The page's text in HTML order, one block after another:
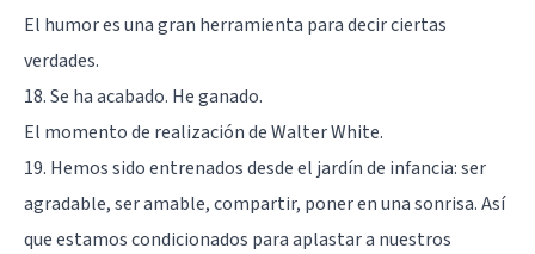
El humor es una gran herramienta para decir ciertas
verdades.
18. Se ha acabado. He ganado.
El momento de realización de Walter White.
19. Hemos sido entrenados desde el jardín de infancia: ser
agradable, ser amable, compartir, poner en una sonrisa. Así
que estamos condicionados para aplastar a nuestros